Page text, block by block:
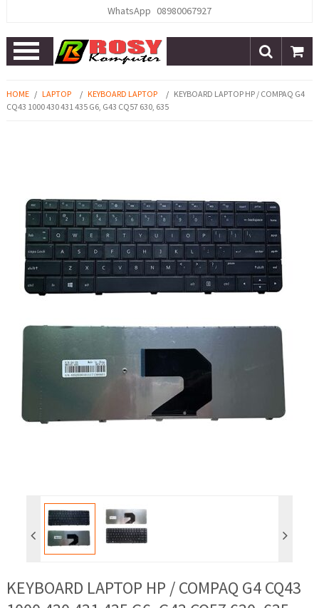
WhatsApp 08980067927
Open
Menu
HOME / LAPTOP / KEYBOARD LAPTOP / KEYBOARD LAPTOP HP / COMPAQ G4
CQ43 1000 430 431 435 G6, G43 CQ57 630, 635
KEYBOARD LAPTOP HP / COMPAQ G4 CQ43